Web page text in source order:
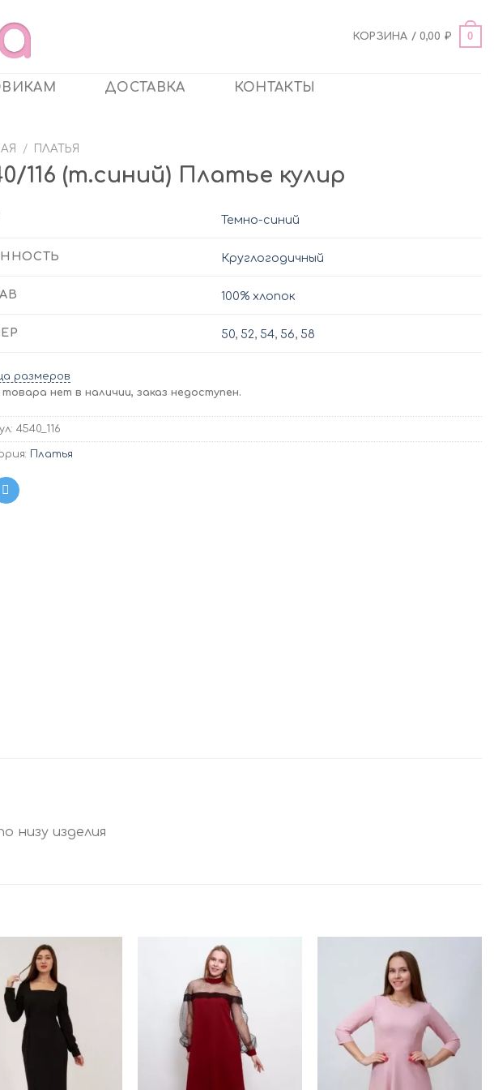
КОРЗИНА /0,00 ₽ 0
ДОСТАВКА КОНТАКТЫ
/ ПЛАТЬЯ
116 (т.синий) Платье кулир
Темно-синий
Круглогодичный
100% хлопок
50, 52, 54, 56, 58
размеров
нет в наличии, заказ недоступен.
4540_116
Платья
низу изделия